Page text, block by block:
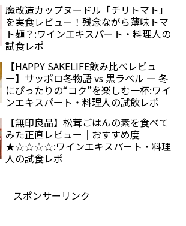
魔改造カップヌードル「チリトマト」
を実食レビュー！残念ながら薄味トマ
ト麺？:ワインエキスパート・料理人の
試食レポ
【HAPPY SAKELIFE飲み比べレビュ
ー】サッポロ冬物語 vs 黒ラベル ― 冬
にぴったりの“コク”を楽しむ一杯:ワイ
ンエキスパート・料理人の試飲レポ
【無印良品】松茸ごはんの素を食べて
みた正直レビュー｜おすすめ度
★☆☆☆☆:ワインエキスパート・料理
人の試食レポ
スポンサーリンク